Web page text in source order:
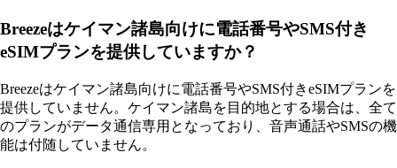
Breezeはケイマン諸島向けに電話番号やSMS付き
eSIMプランを提供していますか？
Breezeはケイマン諸島向けに電話番号やSMS付きeSIMプランを
提供していません。ケイマン諸島を目的地とする場合は、全て
のプランがデータ通信専用となっており、音声通話やSMSの機
能は付随していません。